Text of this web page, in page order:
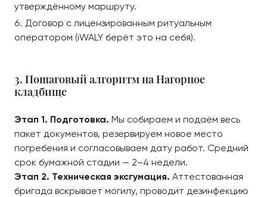
утверждённому маршруту.
Договор с лицензированным ритуальным
оператором (iWALY берёт это на себя).
3. Пошаговый алгоритм на Нагорное
кладбище
Этап 1. Подготовка. Мы собираем и подаём весь
пакет документов, резервируем новое место
погребения и согласовываем дату работ. Средний
срок бумажной стадии — 2–4 недели.
Этап 2. Техническая эксгумация. Аттестованная
бригада вскрывает могилу, проводит дезинфекцию